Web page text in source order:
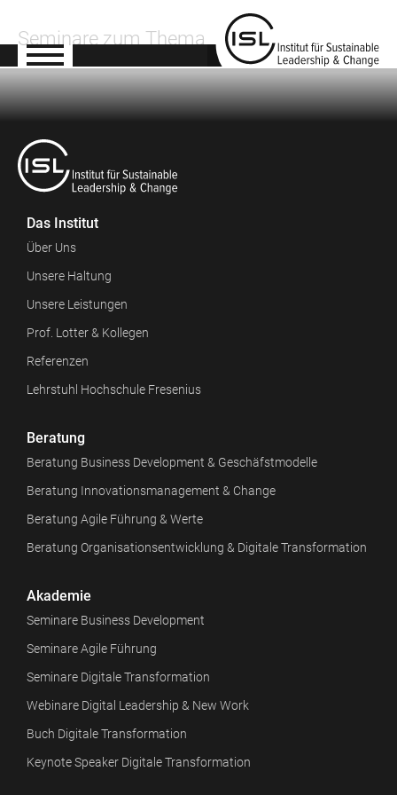
Seminare zum Thema
Das Institut
Über Uns
Unsere Haltung
Unsere Leistungen
Prof. Lotter & Kollegen
Referenzen
Lehrstuhl Hochschule Fresenius
Beratung
Beratung Business Development & Geschäfstmodelle
Beratung Innovationsmanagement & Change
Beratung Agile Führung & Werte
Beratung Organisationsentwicklung & Digitale Transformation
Akademie
Seminare Business Development
Seminare Agile Führung
Seminare Digitale Transformation
Webinare Digital Leadership & New Work
Buch Digitale Transformation
Keynote Speaker Digitale Transformation